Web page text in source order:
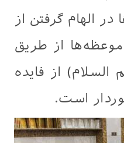
در الهام گرفتن از
از طریق
از فایده
است.